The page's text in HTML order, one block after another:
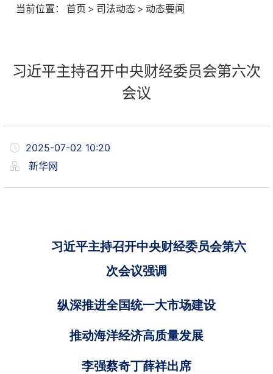
当前位置： 首页 > 司法动态 > 动态要闻
习近平主持召开中央财经委员会第六次
会议
2025-07-02 10:20
新华网
习近平主持召开中央财经委员会第六
次会议强调
纵深推进全国统一大市场建设
推动海洋经济高质量发展
李强蔡奇丁薛祥出席